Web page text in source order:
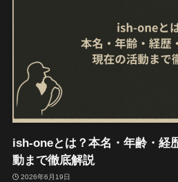
ish-oneとは？本名・年齢・経
動まで徹底解説
2026年6月19日